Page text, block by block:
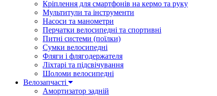
Кріплення для смартфонів на кермо та руку
Мультитули та інструменти
Насоси та манометри
Перчатки велосипедні та спортивні
Питні системи (поїлки)
Сумки велосипедні
Фляги і флягодержателя
Ліхтарі та підсвічування
Шоломи велосипедні
Велозапчасті
Амортизатор задній